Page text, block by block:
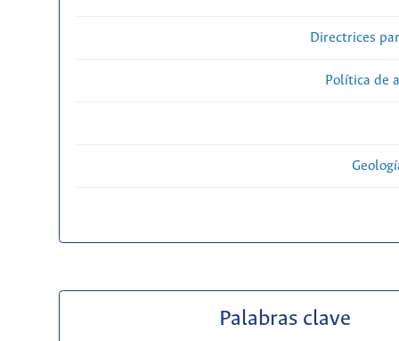
Directrices
Política de
Palabras clave